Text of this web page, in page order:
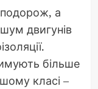
подорож, а
двигунів
більше
класі –